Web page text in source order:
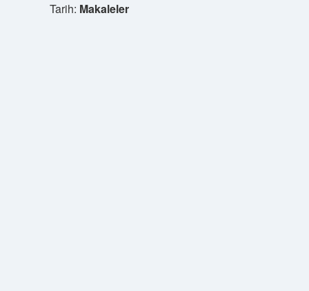
Tarih: Makaleler